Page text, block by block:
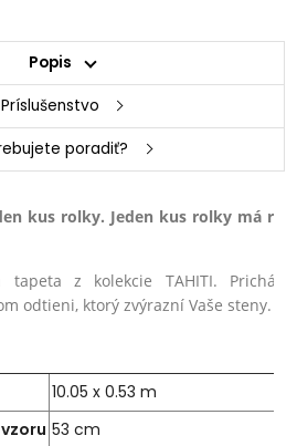
Popis
Príslušenstvo
poradiť?
kus rolky. Jeden kus rolky má
tapeta z kolekcie TAHITI.
odtieni, ktorý zvýrazní Vaše steny.
10.05 x 0.53 m
53 cm